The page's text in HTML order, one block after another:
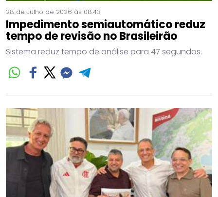
28 de Julho de 2026 às 08:43
Impedimento semiautomático reduz
tempo de revisão no Brasileirão
Sistema reduz tempo de análise para 47 segundos.